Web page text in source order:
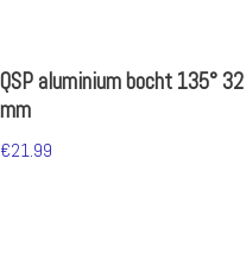
QSP aluminium bocht 135° 32
mm
€21.99